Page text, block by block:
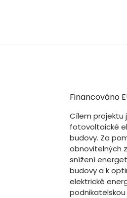
Financováno
Cílem projektu
fotovoltaické
budovy. Za
obnovitelných
snížení
budovy a k
elektrické